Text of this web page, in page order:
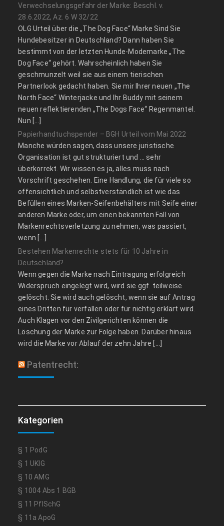
Verwechselungsgefahr der Marke: Beschl. v.
28.6.2022, Az. 6 W 32/22
OLG Urteil über die „The Dog Face“ Marke Sind Sie
Hundebesitzer in Deutschland? Dann haben Sie
bestimmt von der letzten Hunde-Modemarke „The
Dog Face“ gehört. Wahrscheinlich haben Sie
geschmunzelt weil sie aus einem tierischen
Partnerlook gedacht haben. Sie mir Ihrer neuen „The
North Face“ Winterjacke und Ihr Buddy mit seinem
neuen reflektierenden „The Dogs Face“ Regenmantel.
Nun […]
Papierhandtuchspender – BGH Urteil vom Mai 2022
Manche würden sagen, dass unsere juristische
Organisation ist gut strukturiert und … sehr
überkorrekt. Wir wissen es ja, alles muss nach
Vorschrift geschehen. Eine Handlung, die für viele so
offensichtlich und selbstverständlich ist wie das
Befüllen eines Marken-Seifenbehälters mit Seife einer
anderen Marke oder, um einen bekannten Fall von
Markenrechtsverletzung zu nehmen, was passiert,
wenn […]
Bestehen Markenrechte stets für 10 Jahre in
Deutschland?
Wenn gegen die Marke nach Eintragung erfolgreich
Widerspruch eingelegt wird, wird sie ggf. teilweise
gelöscht. Sie wird auch gelöscht, wenn sie auf Antrag
eines Dritten für verfallen oder für nichtig erklärt wird.
Auch Klagen vor den Zivilgerichten können die
Löschung der Marke zur Folge haben. Darüber hinaus
wird die Marke vor Ablauf der zehn Jahre […]
Patentrecht:
Kategorien
§ 1 PodG
§ 1 UKlG
§ 10 AMG
§ 1004 Abs 1 BGB
§ 11 PflSchG
§ 11a ApoG